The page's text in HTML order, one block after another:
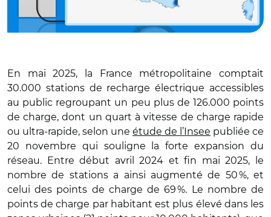
En mai 2025, la France métropolitaine comptait
30.000 stations de recharge électrique accessibles
au public regroupant un peu plus de 126.000 points
de charge, dont un quart à vitesse de charge rapide
ou ultra-rapide, selon une étude de l’Insee publiée ce
20 novembre qui souligne la forte expansion du
réseau. Entre début avril 2024 et fin mai 2025, le
nombre de stations a ainsi augmenté de 50 %, et
celui des points de charge de 69 %. Le nombre de
points de charge par habitant est plus élevé dans les